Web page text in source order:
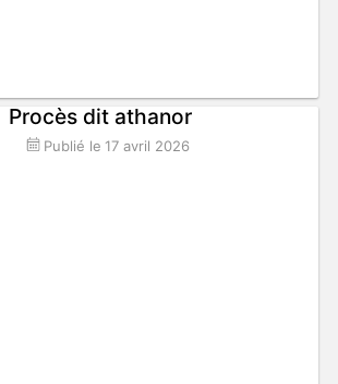
Procès dit athanor
Publié le 17 avril 2026